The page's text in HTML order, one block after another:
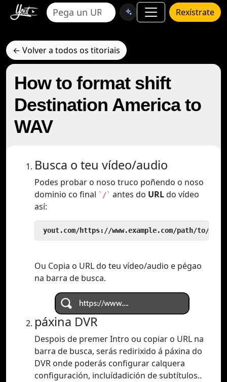
Rexístrate
← Volver a todos os titoriais
How to format shift
Destination America to
WAV
Busca o teu vídeo/audio
Podes probar o noso truco poñendo o noso
dominio co final `/` antes do URLdo vídeo
así:
yout.com/https://www.example.com/path/to/
Ou Copia o URL do teu vídeo/audio e pégao
na barra de busca.
páxina DVR
Despois de premer Intro ou copiar o URL na
barra de busca, serás redirixido á páxina do
DVR onde poderás configurar calquera
configuración, incluídadición de subtítulos..